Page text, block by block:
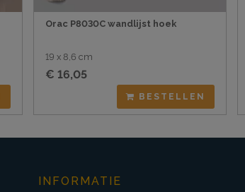
Orac P8030C wandlijst hoek
19 x 8,6 cm
€ 16,05
BESTELLEN
INFORMATIE